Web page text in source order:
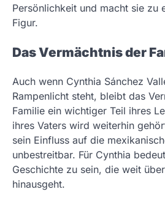
Persönlichkeit und macht sie zu
Figur.
Das Vermächtnis der
Auch wenn Cynthia Sánchez
Rampenlicht steht, bleibt das
Familie ein wichtiger Teil ihres
ihres Vaters wird weiterhin
sein Einfluss auf die
unbestreitbar. Für Cynthia
Geschichte zu sein, die weit
hinausgeht.